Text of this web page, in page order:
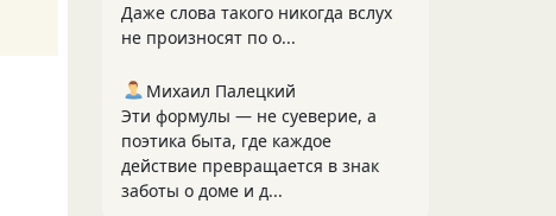
Даже слова такого никогда вслух
не произносят по о...
Михаил Палецкий
Эти формулы — не суеверие, а
поэтика быта, где каждое
действие превращается в знак
заботы о доме и д...